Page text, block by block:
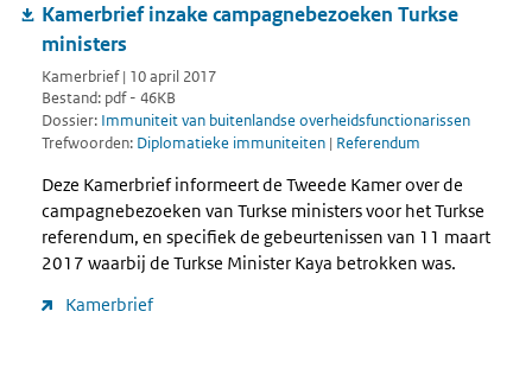
Kamerbrief inzake campagnebezoeken Turkse
ministers
Kamerbrief | 10 april 2017
Bestand: pdf - 46KB
Dossier: Immuniteit van buitenlandse overheidsfunctionarissen
Trefwoorden: Diplomatieke immuniteiten | Referendum
Deze Kamerbrief informeert de Tweede Kamer over de
campagnebezoeken van Turkse ministers voor het Turkse
referendum, en specifiek de gebeurtenissen van 11 maart
2017 waarbij de Turkse Minister Kaya betrokken was.
Kamerbrief